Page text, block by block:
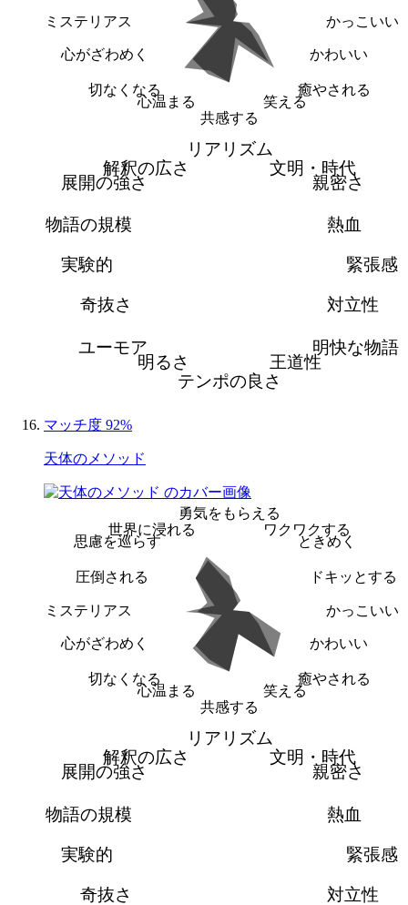
かっこいい
かわいい
癒やされる
笑える
共感する
心温まる
切なくなる
心がざわめく
ミステリアス
リアリズム
文明・時代
親密さ
熱血
緊張感
対立性
明快な物語
王道性
テンポの良さ
明るさ
ユーモア
奇抜さ
実験的
物語の規模
展開の強さ
解釈の広さ
マッチ度 92%
天体のメソッド
勇気をもらえる
ワクワクする
ときめく
ドキッとする
かっこいい
かわいい
癒やされる
笑える
共感する
心温まる
切なくなる
心がざわめく
ミステリアス
圧倒される
思慮を巡らす
世界に浸れる
リアリズム
文明・時代
親密さ
熱血
緊張感
対立性
奇抜さ
実験的
物語の規模
展開の強さ
解釈の広さ